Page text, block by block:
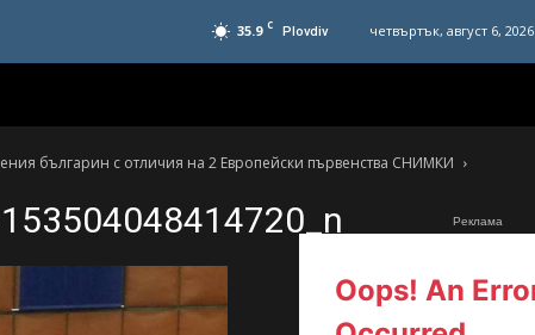
35.9 C Plovdiv четвъртък, август 6, 2026
българин с отличия на 2 Европейски първенства СНИМКИ
Реклама